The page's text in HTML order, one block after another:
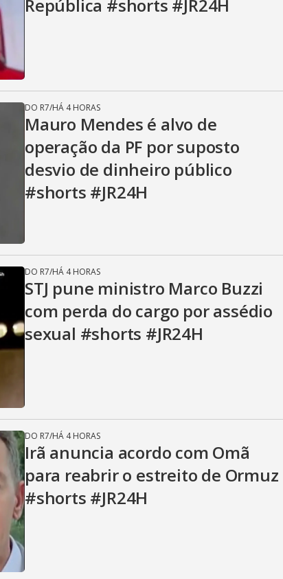
República #shorts #JR24H
DO R7/HÁ 4 HORAS
Mauro Mendes é alvo de
operação da PF por suposto
desvio de dinheiro público
#shorts #JR24H
DO R7/HÁ 4 HORAS
STJ pune ministro Marco Buzzi
com perda do cargo por assédio
sexual #shorts #JR24H
DO R7/HÁ 4 HORAS
Irã anuncia acordo com Omã
para reabrir o estreito de Ormuz
#shorts #JR24H